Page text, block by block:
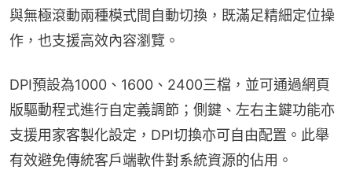
與無極滾動兩種模式間自動切換，既滿足精細定位操
作，也支援高效內容瀏覽。
DPI預設為1000、1600、2400三檔，並可通過網頁
版驅動程式進行自定義調節；側鍵、左右主鍵功能亦
支援用家客製化設定，DPI切換亦可自由配置。此舉
有效避免傳統客戶端軟件對系統資源的佔用。